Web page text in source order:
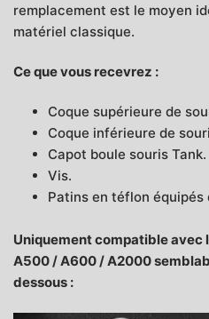
remplacement est le moyen
matériel classique.
Ce que vous recevrez :
Coque supérieure de
Coque inférieure de
Capot boule souris Tank.
Vis.
Patins en téflon équipés
Uniquement compatible avec
A500 / A600 / A2000
dessous :